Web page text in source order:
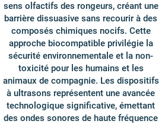
sens olfactifs des rongeurs, créant une
barrière dissuasive sans recourir à des
composés chimiques nocifs. Cette
approche biocompatible privilégie la
sécurité environnementale et la non-
toxicité pour les humains et les
animaux de compagnie. Les dispositifs
à ultrasons représentent une avancée
technologique significative, émettant
des ondes sonores de haute fréquence